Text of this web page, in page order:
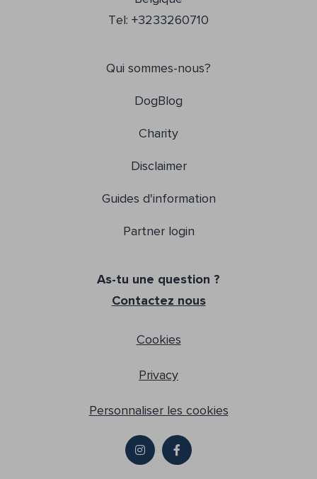
Tel: +3233260710
Qui sommes-nous?
DogBlog
Charity
Disclaimer
Guides d'information
Partner login
As-tu une question ?
Contactez nous
Cookies
Privacy
Personnaliser les cookies